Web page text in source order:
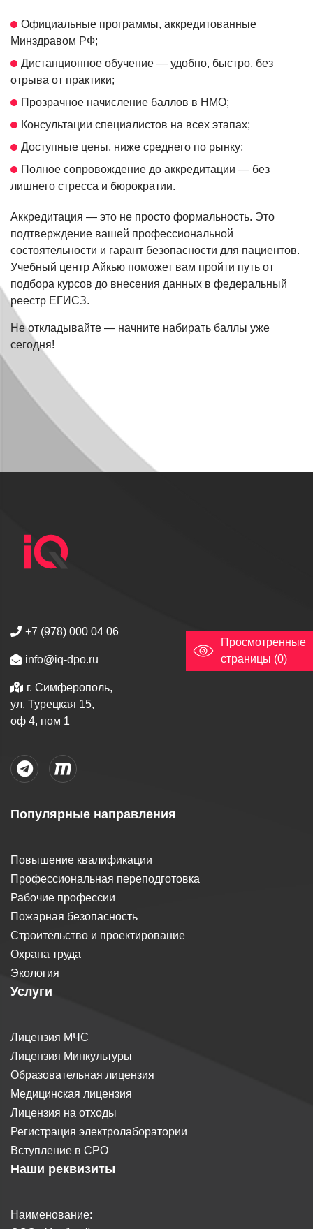
Официальные программы, аккредитованные
Минздравом РФ;
Дистанционное обучение — удобно, быстро, без
отрыва от практики;
Прозрачное начисление баллов в НМО;
Консультации специалистов на всех этапах;
Доступные цены, ниже среднего по рынку;
Полное сопровождение до аккредитации — без
лишнего стресса и бюрократии.
Аккредитация — это не просто формальность. Это
подтверждение вашей профессиональной
состоятельности и гарант безопасности для пациентов.
Учебный центр Айкью поможет вам пройти путь от
подбора курсов до внесения данных в федеральный
реестр ЕГИСЗ.
Не откладывайте — начните набирать баллы уже
сегодня!
+7 (978) 000 04 06
info@iq-dpo.ru
г. Симферополь,
ул. Турецкая 15,
оф 4, пом 1
Популярные направления
Повышение квалификации
Профессиональная переподготовка
Рабочие профессии
Пожарная безопасность
Строительство и проектирование
Охрана труда
Экология
Услуги
Лицензия МЧС
Лицензия Минкультуры
Образовательная лицензия
Медицинская лицензия
Лицензия на отходы
Регистрация электролаборатории
Вступление в СРО
Наши реквизиты
Наименование:
Просмотренные
страницы (0)